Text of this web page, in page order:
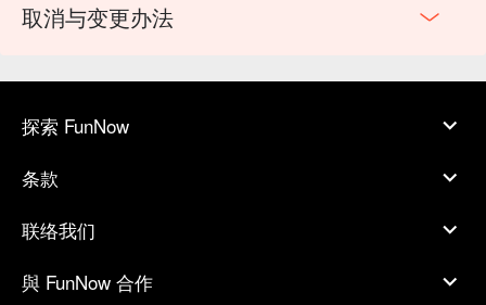
取消与变更办法
探索 FunNow
条款
联络我们
與 FunNow 合作